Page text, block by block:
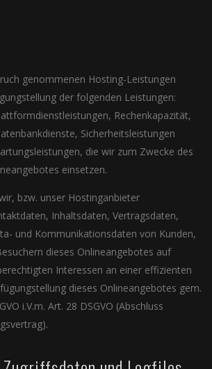
genommenen Hosting-Leistungen
der folgenden Leistungen:
Rechenkapazität,
Sicherheitsleistungen
die wir zum Zwecke des
einsetzen.
bzw. unser Hostinganbieter
Inhaltsdaten, Vertragsdaten,
und Kommunikationsdaten von Kunden,
dieses Onlineangebotes auf
Interessen an einer effizienten
dieses Onlineangebotes gem.
i.V.m. Art. 28 DSGVO (Abschluss